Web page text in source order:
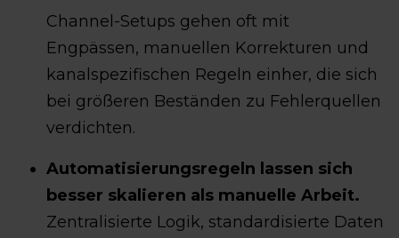
Channel-Setups gehen oft mit
Engpässen, manuellen Korrekturen und
kanalspezifischen Regeln einher, die sich
bei größeren Beständen zu Fehlerquellen
verdichten.
Automatisierungsregeln lassen sich
besser skalieren als manuelle Arbeit.
Zentralisierte Logik, standardisierte Daten